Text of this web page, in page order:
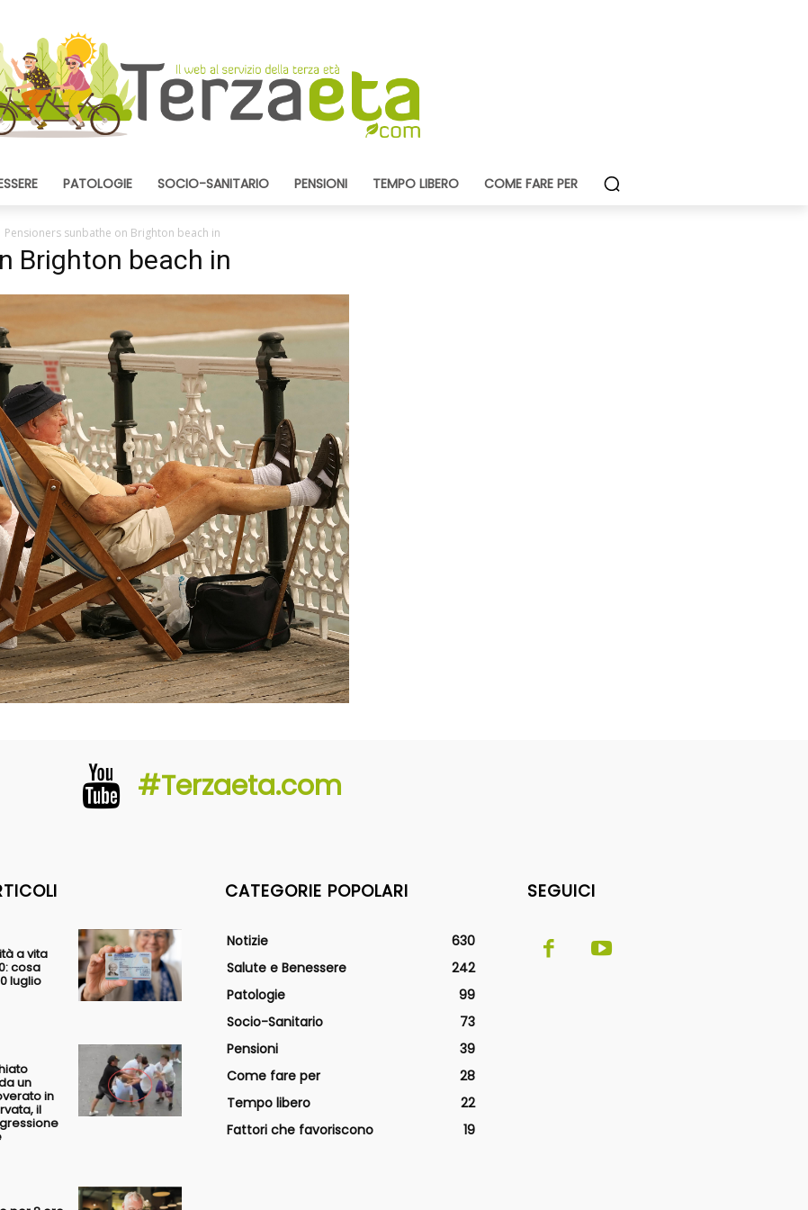
PATOLOGIE SOCIO-SANITARIO PENSIONI TEMPO LIBERO COME FARE PER
Pensioners sunbathe on Brighton beach in
Brighton beach in
#Terzaeta.com
a vita
cosa
luglio
un
in
il
CATEGORIE POPOLARI
Notizie
630
Salute e Benessere
242
Patologie
99
Socio-Sanitario
73
Pensioni
39
Come fare per
28
Tempo libero
22
Fattori che favoriscono
19
SEGUICI